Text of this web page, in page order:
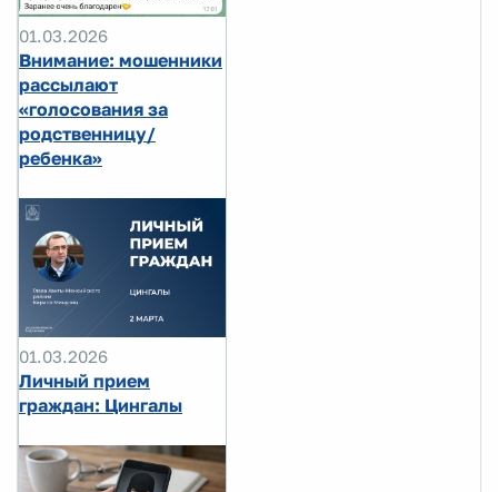
01.03.2026
Внимание: мошенники
рассылают
«голосования за
родственницу/
ребенка»
01.03.2026
Личный прием
граждан: Цингалы